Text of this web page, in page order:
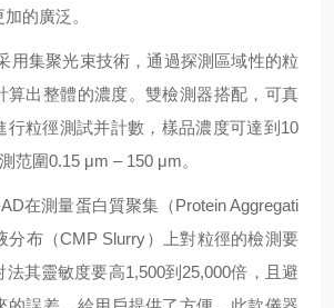
的廣泛。
用集聚光束技術，通過探測區域性的粒
算出整體的濃度。雙檢測器搭配，可真
行粒徑測試并計數，樣品濃度可達到10
范圍0.15 μm – 150 μm。
在測量蛋白質聚集（Protein Aggregati
分布（CMP Slurry）上對粒徑的檢測要
法其靈敏度要高1,500到25,000倍，且避